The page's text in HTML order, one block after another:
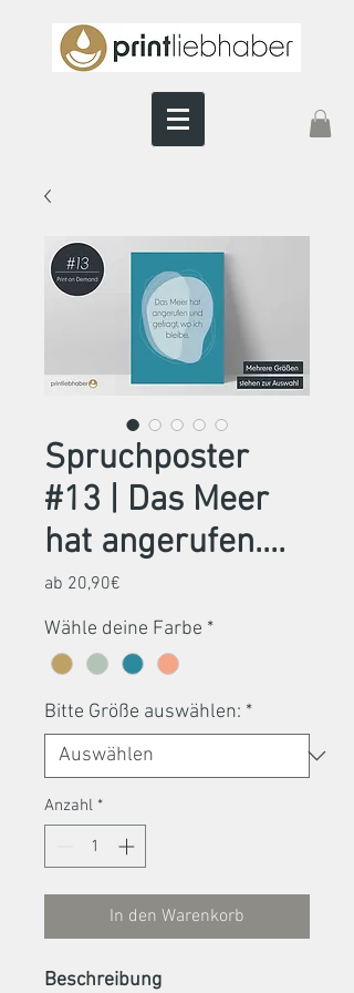
Spruchposter
#13 | Das Meer
hat angerufen....
ab 20,90€
Wähle deine Farbe *
Bitte Größe auswählen: *
Anzahl *
In den Warenkorb
Beschreibung